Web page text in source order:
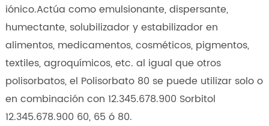
iónico.Actúa como emulsionante, dispersante,
humectante, solubilizador y estabilizador en
alimentos, medicamentos, cosméticos, pigmentos,
textiles, agroquímicos, etc. al igual que otros
polisorbatos, el Polisorbato 80 se puede utilizar solo o
en combinación con 12.345.678.900 Sorbitol
12.345.678.900 60, 65 ó 80.